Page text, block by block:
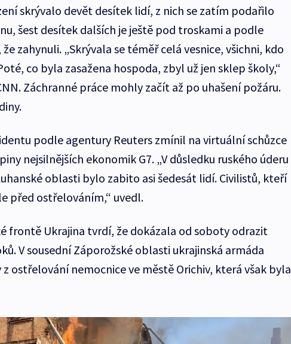
skrývalo devět desítek lidí, z nich se zatím podařilo
šest desítek dalších je ještě pod troskami a podle
zahynuli. „Skrývala se téměř celá vesnice, všichni, kdo
co byla zasažena hospoda, zbyl už jen sklep školy,“
Záchranné práce mohly začít až po uhašení požáru.
podle agentury Reuters zmínil na virtuální schůzce
nejsilnějších ekonomik G7. „V důsledku ruského úderu
oblasti bylo zabito asi šedesát lidí. Civilistů, kteří
před ostřelováním,“ uvedl.
frontě Ukrajina tvrdí, že dokázala od soboty odrazit
V sousední Záporožské oblasti ukrajinská armáda
ostřelování nemocnice ve městě Orichiv, která však byla